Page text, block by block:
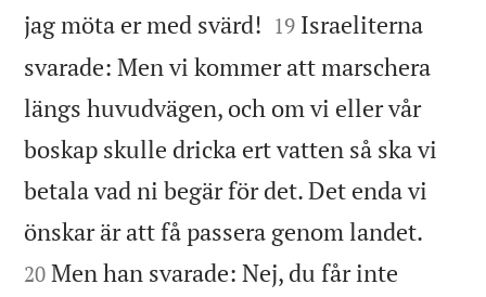
jag möta er med svärd! 

19 Israeliterna
svarade: Men vi kommer att marschera
längs huvudvägen, och om vi eller vår
boskap skulle dricka ert vatten så ska vi
betala vad ni begär för det. Det enda vi
önskar är att få passera genom landet.
20 Men han svarade: Nej, du får inte